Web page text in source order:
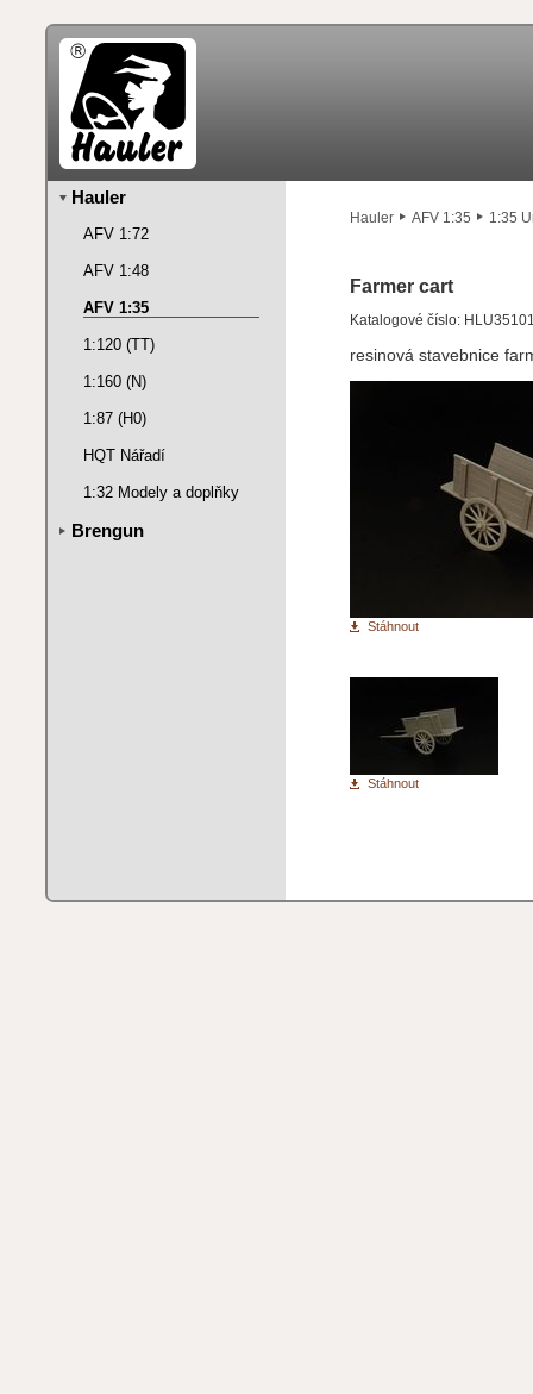
Hauler AFV 1:35 1:35
Farmer cart
Katalogové číslo:
resinová stavebnice
Stáhnout
Stáhnout
Hauler
AFV 1:72
AFV 1:48
AFV 1:35
1:120 (TT)
1:160 (N)
1:87 (H0)
HQT Nářadí
1:32 Modely a doplňky
Brengun